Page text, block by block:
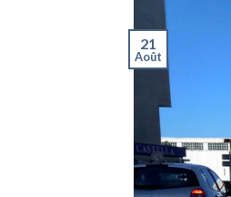
21
Août